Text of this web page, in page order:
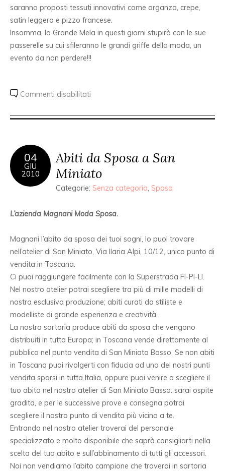
saranno proposti tessuti innovativi come organza, crepe,
satin leggero e pizzo francese.
Insomma, la Grande Mela in questi giorni stupirà con le sue
passerelle su cui sfileranno le grandi griffe della moda, un
evento da non perdere!!!
Commenti disabilitati
04
GIU
2010
Abiti da Sposa a San
Miniato
Categorie: Senza categoria Sposa
L’azienda Magnani Moda Sposa.
Magnani l’abito da sposa dei tuoi sogni, lo puoi trovare
nell’atelier di San Miniato, Via Ilaria Alpi, 10/12, unico punto di
vendita in Toscana.
Ci puoi raggiungere facilmente con la Superstrada FI-PI-LI.
Nel nostro atelier potrai scegliere tra più di mille modelli di
nostra esclusiva produzione; abiti curati da stiliste e
modelliste di grande esperienza e creatività.
La nostra sartoria produce abiti da sposa che vengono
distribuiti in tutta Europa; in Toscana vende direttamente al
pubblico nel punto vendita di San Miniato Basso. Se non abiti
in Toscana puoi rivolgerti con fiducia ad uno dei nostri punti
vendita sparsi in tutta Italia, oppure puoi venire a scegliere il
tuo abito nel nostro atelier di San Miniato Basso: sarai ospite
gradita, e per le successive prove e consegna potrai
scegliere il nostro punto di vendita più vicino a te.
Entrando nel nostro atelier troverai del personale
specializzato e molto disponibile che saprà consigliarti nella
scelta del tuo abito e sull’abbinamento di tutti gli accessori.
Noi non vendiamo l’abito campione che troverai in sartoria